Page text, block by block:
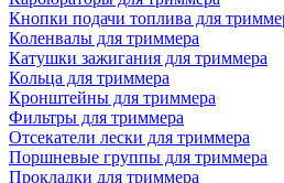
Кнопки подачи топлива для
Коленвалы для триммера
Катушки зажигания для триммера
Кольца для триммера
Кронштейны для триммера
Фильтры для триммера
Отсекатели лески для триммера
Поршневые группы для триммера
Прокладки для триммера